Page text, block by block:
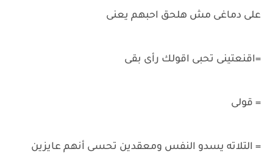
على دماغى مش هلحق احبهم يعنى
=اقنعتينى تحبى اقولك رأى بقى
= قولى
= التلاته يسدو النفس ومعقدين تحسى أنهم عايزين